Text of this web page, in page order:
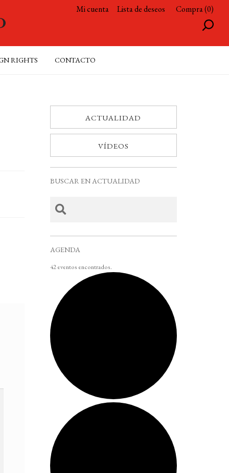
Mi cuenta Lista de deseos Compra (0)
RIGHTS CONTACTO
ACTUALIDAD
VÍDEOS
BUSCAR EN ACTUALIDAD
AGENDA
42 eventos encontrados.